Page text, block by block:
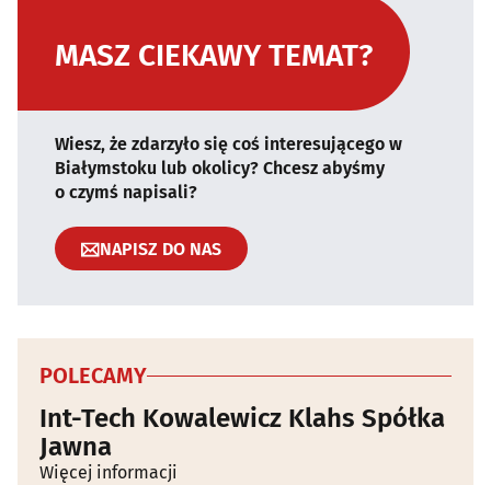
MASZ CIEKAWY TEMAT?
Wiesz, że zdarzyło się coś interesującego w
Białymstoku lub okolicy? Chcesz abyśmy
o czymś napisali?
NAPISZ DO NAS
POLECAMY
Int-Tech Kowalewicz Klahs Spółka
Jawna
Więcej informacji